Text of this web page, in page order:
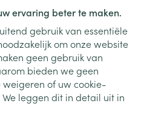
ervaring beter te maken.
gebruik van essentiële
om onze website
geen gebruik van
bieden we geen
weigeren of uw cookie-
leggen dit in detail uit in